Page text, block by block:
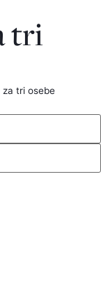
tri
za tri osebe